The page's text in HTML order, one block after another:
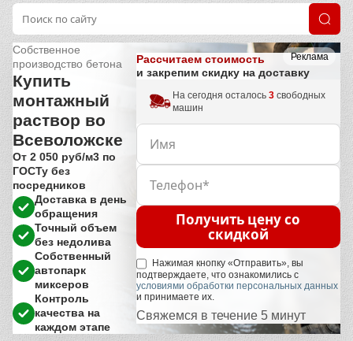
Реклама
Собственное
производство бетона
Купить
монтажный
раствор во
Всеволожске
От 2 050 руб/м3 по
ГОСТу без
посредников
Доставка в день
обращения
Точный объем
без недолива
Собственный
автопарк
миксеров
Контроль
качества на
каждом этапе
Рассчитаем стоимость
и закрепим скидку на доставку
На сегодня осталось 3свободных
машин
Получить цену со
скидкой
Нажимая кнопку «Отправить», вы
подтверждаете, что ознакомились с
условиями обработки персональных данных
и принимаете их.
Свяжемся в течение 5 минут